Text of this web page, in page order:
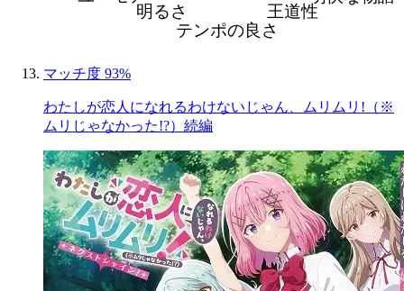
王道性
テンポの良さ
明るさ
マッチ度 93%
わたしが恋人になれるわけないじゃん、ムリムリ!（※
ムリじゃなかった!?）続編